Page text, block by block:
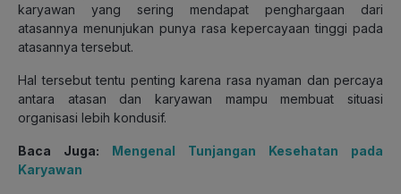
karyawan yang sering mendapat penghargaan dari
atasannya menunjukan punya rasa kepercayaan tinggi pada
atasannya tersebut.
Hal tersebut tentu penting karena rasa nyaman dan percaya
antara atasan dan karyawan mampu membuat situasi
organisasi lebih kondusif.
Baca Juga: Mengenal Tunjangan Kesehatan pada
Karyawan